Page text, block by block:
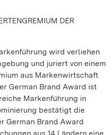
DER
wird verliehen
und juriert von einem
aus Markenwirtschaft
German Brand Award ist
Markenführung in
bestätigt die
German Brand Award